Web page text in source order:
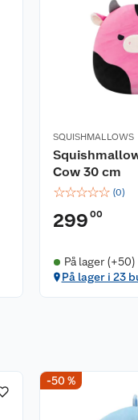
SQUISHMALLOWS
Cow 30 cm
☆☆☆☆☆ (0)
299 00
På lager (+50)
På lager i 23
-50 %